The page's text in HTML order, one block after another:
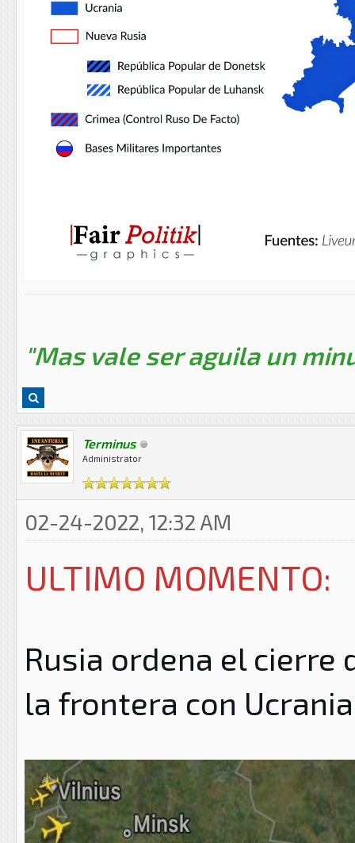
"Mas vale ser aguila un
Terminus
Administrator
02-24-2022, 12:32 AM
ULTIMO MOMENTO:
Rusia ordena el cierre
la frontera con